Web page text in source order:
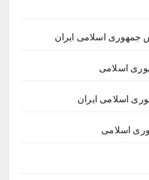
جمهوری اسلامی ایران
اسلامی
اسلامی ایران
اسلامی